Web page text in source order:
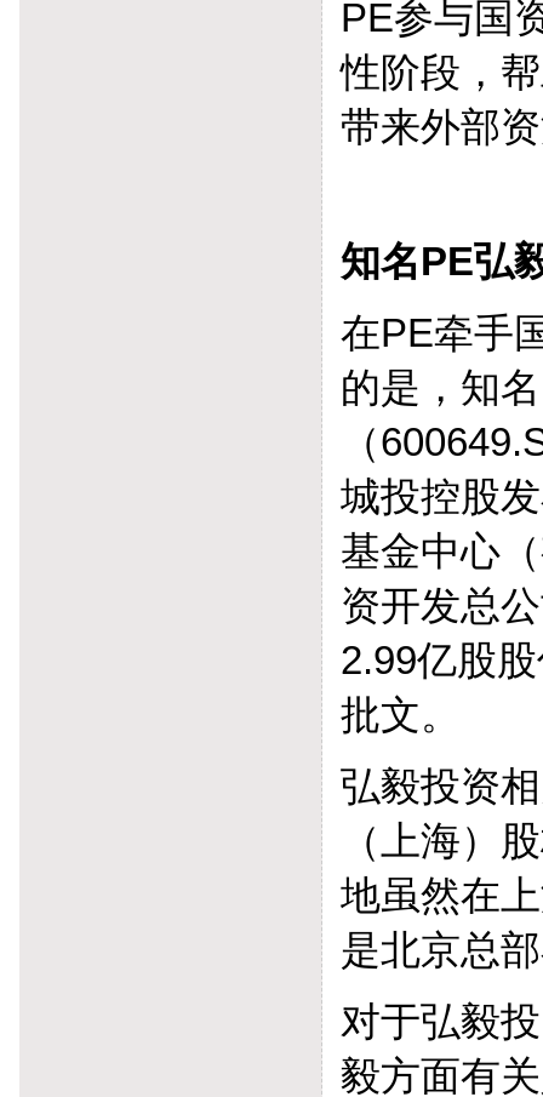
PE参与国
性阶段，
带来外部
知名PE弘
在PE牵手
的是，知
（
城投控股
基金中心
资开发总
2.99亿股
批文。
弘毅投资
（上海）
地虽然在
是北京总
对于弘毅
毅方面有